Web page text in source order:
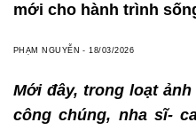
mới cho hành trình
PHẠM NGUYỄN -18/03/2026
Mới đây, trong loạt
công chúng, nha sĩ-